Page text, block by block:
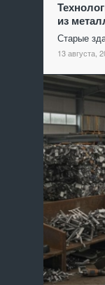
из
Старые
13 августа,